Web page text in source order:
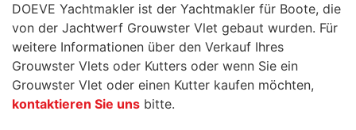
DOEVE Yachtmakler ist der Yachtmakler für Boote, die
von der Jachtwerf Grouwster Vlet gebaut wurden. Für
weitere Informationen über den Verkauf Ihres
Grouwster Vlets oder Kutters oder wenn Sie ein
Grouwster Vlet oder einen Kutter kaufen möchten,
kontaktieren Sie uns bitte.